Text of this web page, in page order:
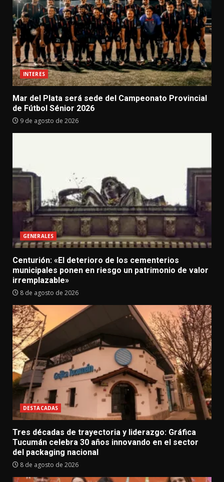
INTERES
Mar del Plata será sede del Campeonato Provincial
de Fútbol Sénior 2026
9 de agosto de 2026
GENERALES
Centurión: «El deterioro de los cementerios
municipales ponen en riesgo un patrimonio de valor
irremplazable»
8 de agosto de 2026
DESTACADAS
Tres décadas de trayectoria y liderazgo: Gráfica
Tucumán celebra 30 años innovando en el sector
del packaging nacional
8 de agosto de 2026